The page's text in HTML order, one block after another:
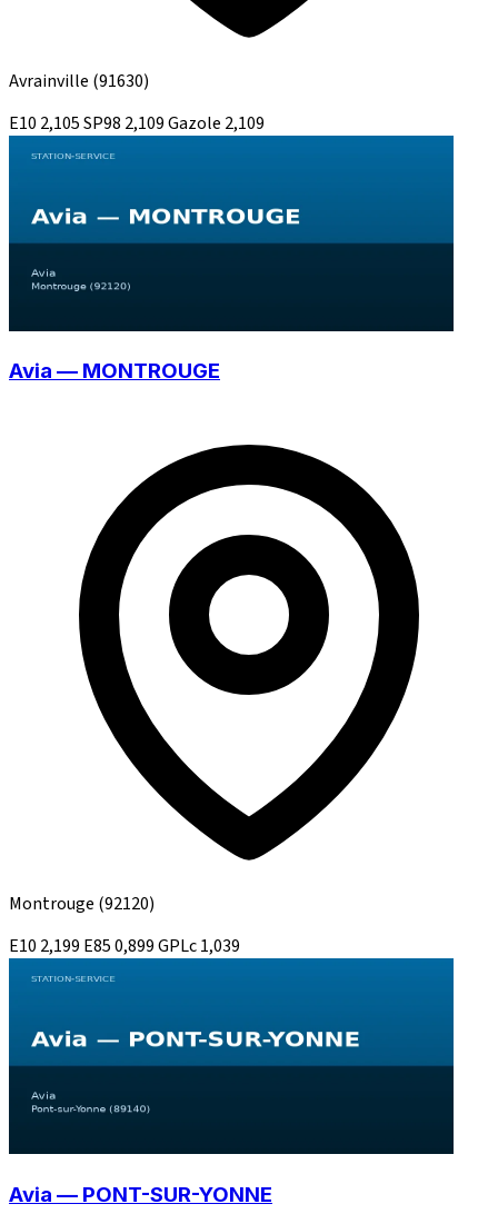
Avrainville (91630)
E10 2,105SP98 2,109Gazole 2,109
Avia — MONTROUGE
Montrouge (92120)
E10 2,199 E850,899GPLc1,039
Avia — PONT-SUR-YONNE